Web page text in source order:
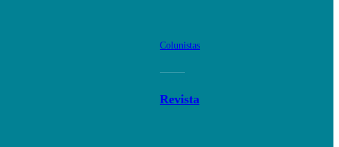
Colunistas
Revista